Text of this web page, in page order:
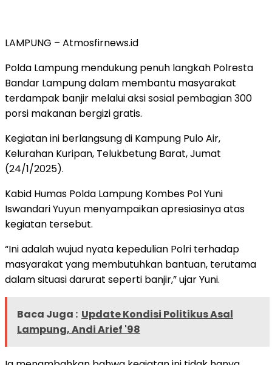
LAMPUNG – Atmosfirnews.id
Polda Lampung mendukung penuh langkah Polresta
Bandar Lampung dalam membantu masyarakat
terdampak banjir melalui aksi sosial pembagian 300
porsi makanan bergizi gratis.
Kegiatan ini berlangsung di Kampung Pulo Air,
Kelurahan Kuripan, Telukbetung Barat, Jumat
(24/1/2025).
Kabid Humas Polda Lampung Kombes Pol Yuni
Iswandari Yuyun menyampaikan apresiasinya atas
kegiatan tersebut.
“Ini adalah wujud nyata kepedulian Polri terhadap
masyarakat yang membutuhkan bantuan, terutama
dalam situasi darurat seperti banjir,” ujar Yuni.
Baca Juga : Update Kondisi Politikus Asal
Lampung, Andi Arief '98